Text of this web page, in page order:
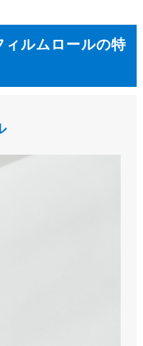
ィルムロールの特